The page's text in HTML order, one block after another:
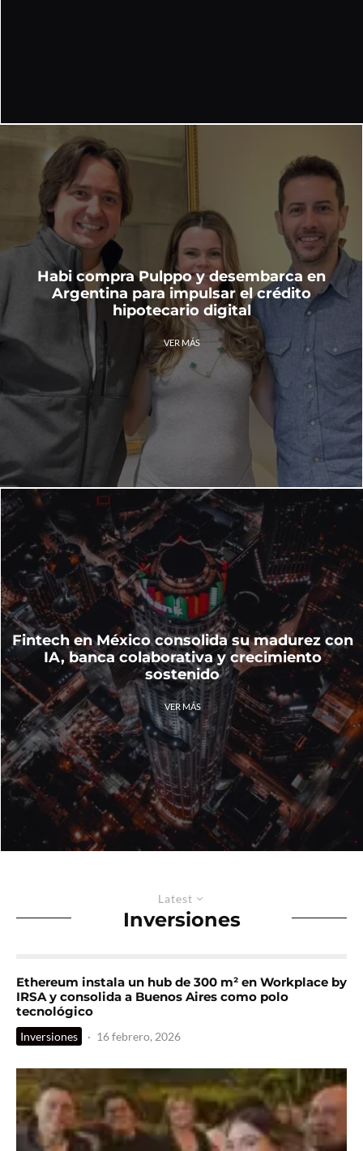
Habi compra Pulppo y desembarca en
Argentina para impulsar el crédito
hipotecario digital
VER MÁS
Fintech en México consolida su madurez con
IA, banca colaborativa y crecimiento
sostenido
VER MÁS
Latest
Inversiones
Ethereum instala un hub de 300 m² en Workplace by
IRSA y consolida a Buenos Aires como polo
tecnológico
Inversiones · 16 febrero, 2026